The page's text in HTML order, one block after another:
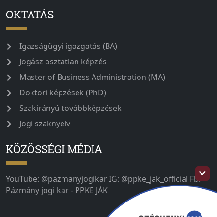
OKTATÁS
Igazságügyi igazgatás (BA)
Jogász osztatlan képzés
Master of Business Administration (MA)
Doktori képzések (PhD)
Szakirányú továbbképzések
Jogi szaknyelv
KÖZÖSSÉGI MÉDIA
YouTube: @pazmanyjogikar IG: @ppke_jak_official Fb:
Pázmány jogi kar - PPKE JÁK